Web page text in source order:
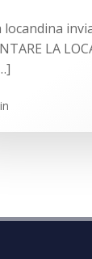
locandina
LA